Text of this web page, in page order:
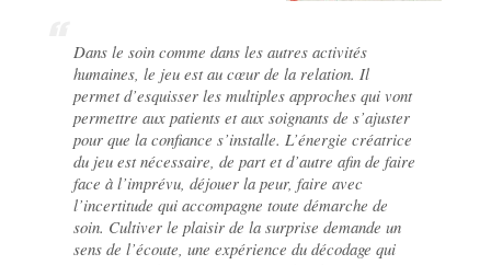
Dans le soin comme dans les autres activités
humaines, le jeu est au cœur de la relation. Il
permet d’esquisser les multiples approches qui vont
permettre aux patients et aux soignants de s’ajuster
pour que la confiance s’installe. L’énergie créatrice
du jeu est nécessaire, de part et d’autre afin de faire
face à l’imprévu, déjouer la peur, faire avec
l’incertitude qui accompagne toute démarche de
soin. Cultiver le plaisir de la surprise demande un
sens de l’écoute, une expérience du décodage qui